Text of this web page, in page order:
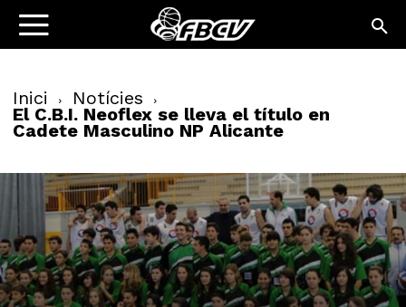
Inici Notícies
El C.B.I. Neoflex se lleva el título en
Cadete Masculino NP Alicante